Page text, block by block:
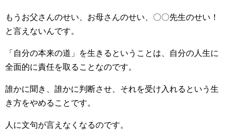
もうお父さんのせい、お母さんのせい、〇〇先生のせい！
と言えないんです。
「自分の本来の道」を生きるということは、自分の人生に
全面的に責任を取ることなのです。
誰かに聞き、誰かに判断させ、それを受け入れるという生
き方をやめることです。
人に文句が言えなくなるのです。